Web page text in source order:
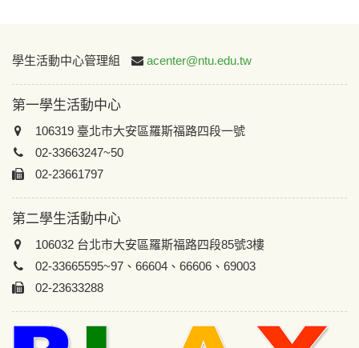
:::
學生活動中心管理組 acenter@ntu.edu.tw
第一學生活動中心
106319 臺北市大安區羅斯福路四段一號
02-33663247~50
02-23661797
第二學生活動中心
106032 台北市大安區羅斯福路四段85號3樓
02-33665595~97、66604、66606、69003
02-23633288